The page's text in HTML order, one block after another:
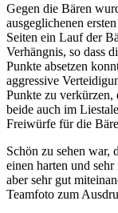
Gegen die Bären
ausgeglichenen
Seiten ein Lauf der
Verhängnis, so dass
Punkte absetzen
aggressive
Punkte zu
beide auch im
Freiwürfe für die
Schön zu sehen war,
einen harten und
aber sehr gut
Teamfoto zum